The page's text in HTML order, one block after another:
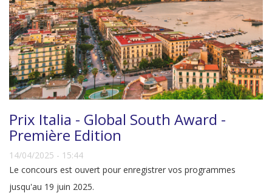
Prix Italia - Global South Award -
Première Edition
14/04/2025 - 15:44
Le concours est ouvert pour enregistrer vos programmes
jusqu'au 19 juin 2025.